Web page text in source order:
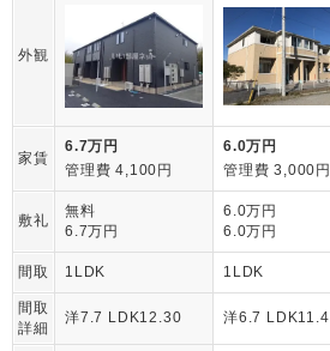
外観
家賃
6.7万円
管理費 4,100円
6.0万円
管理費 3,000円
敷礼
無料
6.7万円
6.0万円
6.0万円
間取 1LDK 1LDK
間取
詳細
洋7.7 LDK12.30 洋6.7 LDK11.4